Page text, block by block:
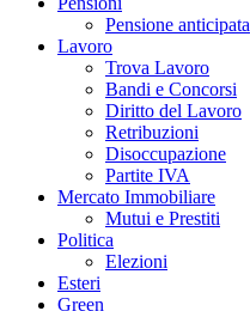
Pensione anticipata
Lavoro
Trova Lavoro
Bandi e Concorsi
Diritto del Lavoro
Retribuzioni
Disoccupazione
Partite IVA
Mercato Immobiliare
Mutui e Prestiti
Politica
Elezioni
Esteri
Green